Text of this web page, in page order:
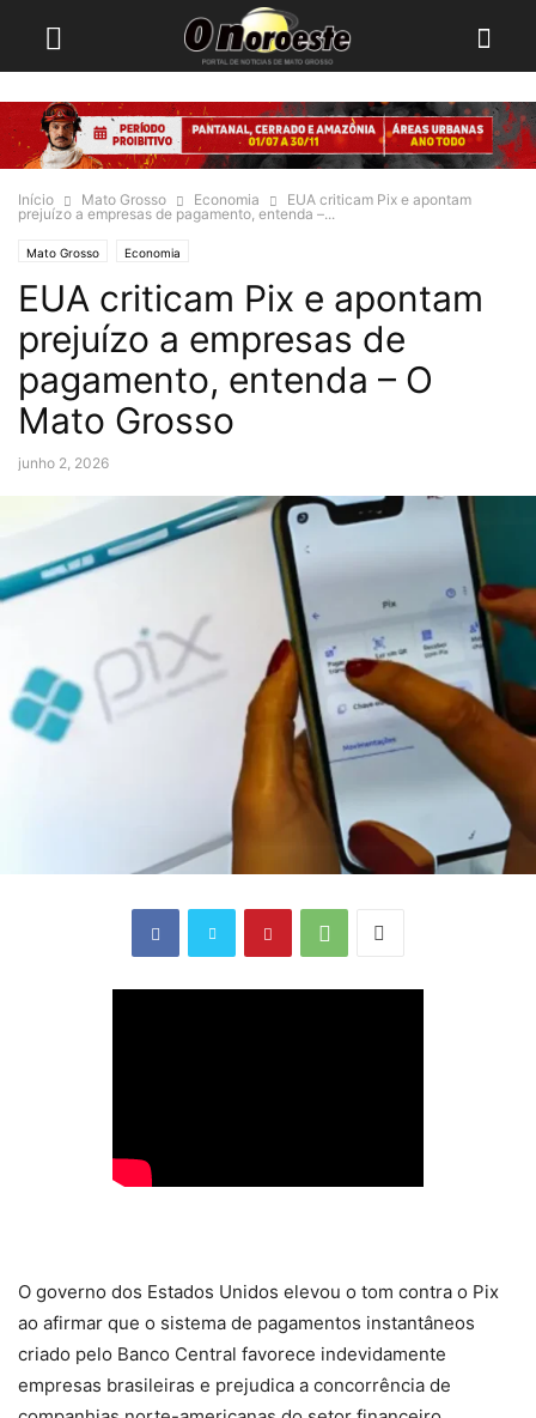
Início Mato Grosso Economia
EUA criticam Pix e apontam
prejuízo a empresas de pagamento, entenda –...
Mato Grosso Economia
EUA criticam Pix e apontam
prejuízo a empresas de
pagamento, entenda – O
Mato Grosso
junho 2, 2026
O governo dos Estados Unidos elevou o tom contra o Pix
ao afirmar que o sistema de pagamentos instantâneos
criado pelo Banco Central favorece indevidamente
empresas brasileiras e prejudica a concorrência de